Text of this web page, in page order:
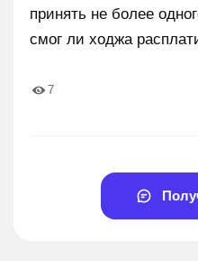
принять не более
смог ли ходжа
7